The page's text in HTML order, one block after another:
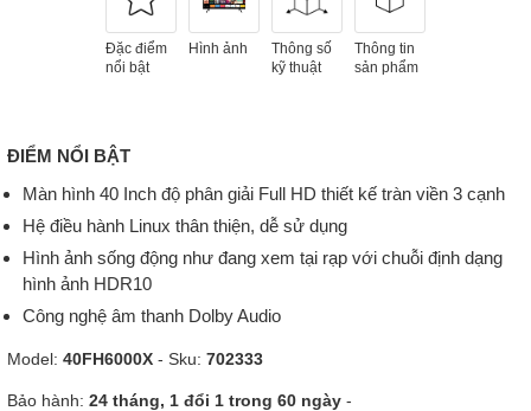
Đặc điểm
nổi bật
Hình ảnh
Thông số
kỹ thuật
Thông tin
sản phẩm
ĐIỂM NỔI BẬT
Màn hình 40 Inch độ phân giải Full HD thiết kế tràn viền 3 cạnh
Hệ điều hành Linux thân thiện, dễ sử dụng
Hình ảnh sống động như đang xem tại rạp với chuỗi định dạng
hình ảnh HDR10
Công nghệ âm thanh Dolby Audio
Model: 40FH6000X - Sku: 702333
Bảo hành: 24 tháng, 1 đổi 1 trong 60 ngày -